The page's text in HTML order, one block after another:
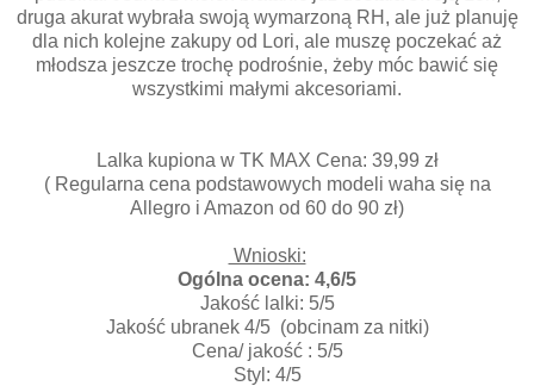
druga akurat wybrała swoją wymarzoną RH, ale już planuję
dla nich kolejne zakupy od Lori, ale muszę poczekać aż
młodsza jeszcze trochę podrośnie, żeby móc bawić się
wszystkimi małymi akcesoriami.
Lalka kupiona w TK MAX Cena: 39,99 zł
( Regularna cena podstawowych modeli waha się na
Allegro i Amazon od 60 do 90 zł)
Wnioski:
Ogólna ocena: 4,6/5
Jakość lalki: 5/5
Jakość ubranek 4/5 (obcinam za nitki)
Cena/ jakość : 5/5
Styl: 4/5